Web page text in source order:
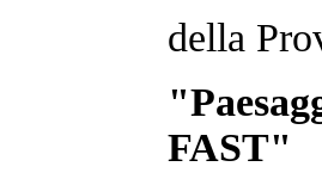
della
FAST"